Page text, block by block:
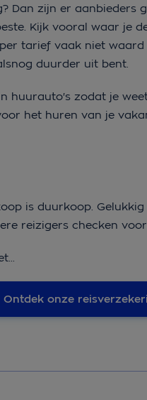
Dan zijn er aanbieders
Kijk vooral waar je
tarief vaak niet
duurder uit bent.
huurauto's zodat je
het huren van je
is duurkoop.
reizigers checken
Ontdek onze